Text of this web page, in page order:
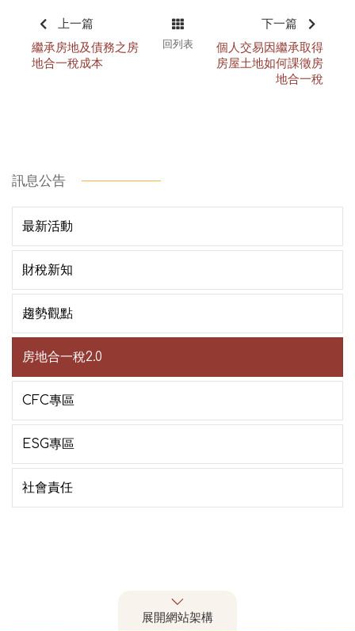
上一篇
繼承房地及債務之房
地合一稅成本
回列表
下一篇
個人交易因繼承取得
房屋土地如何課徵房
地合一稅
訊息公告
最新活動
財稅新知
趨勢觀點
房地合一稅2.0
CFC專區
ESG專區
社會責任
展開網站架構